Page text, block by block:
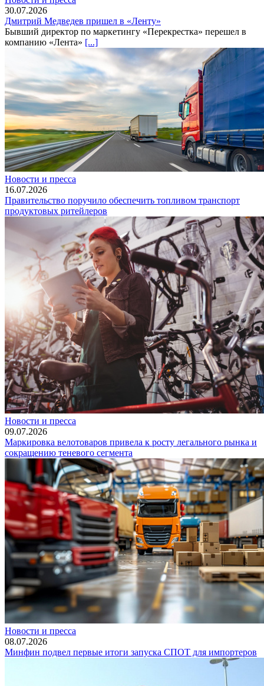
30.07.2026
Дмитрий Медведев пришел в «Ленту»
Бывший директор по маркетингу «Перекрестка» перешел в
компанию «Лента» [...]
Новости и пресса
16.07.2026
Правительство поручило обеспечить топливом транспорт
продуктовых ритейлеров
Новости и пресса
09.07.2026
Маркировка велотоваров привела к росту легального рынка и
сокращению теневого сегмента
Новости и пресса
08.07.2026
Минфин подвел первые итоги запуска СПОТ для импортеров